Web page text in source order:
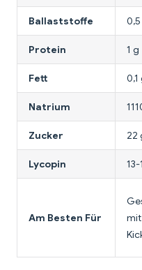
Ballaststoffe
Protein 1 g
Fett 0,1
Natrium
Zucker 22
Lycopin
Am Besten Für